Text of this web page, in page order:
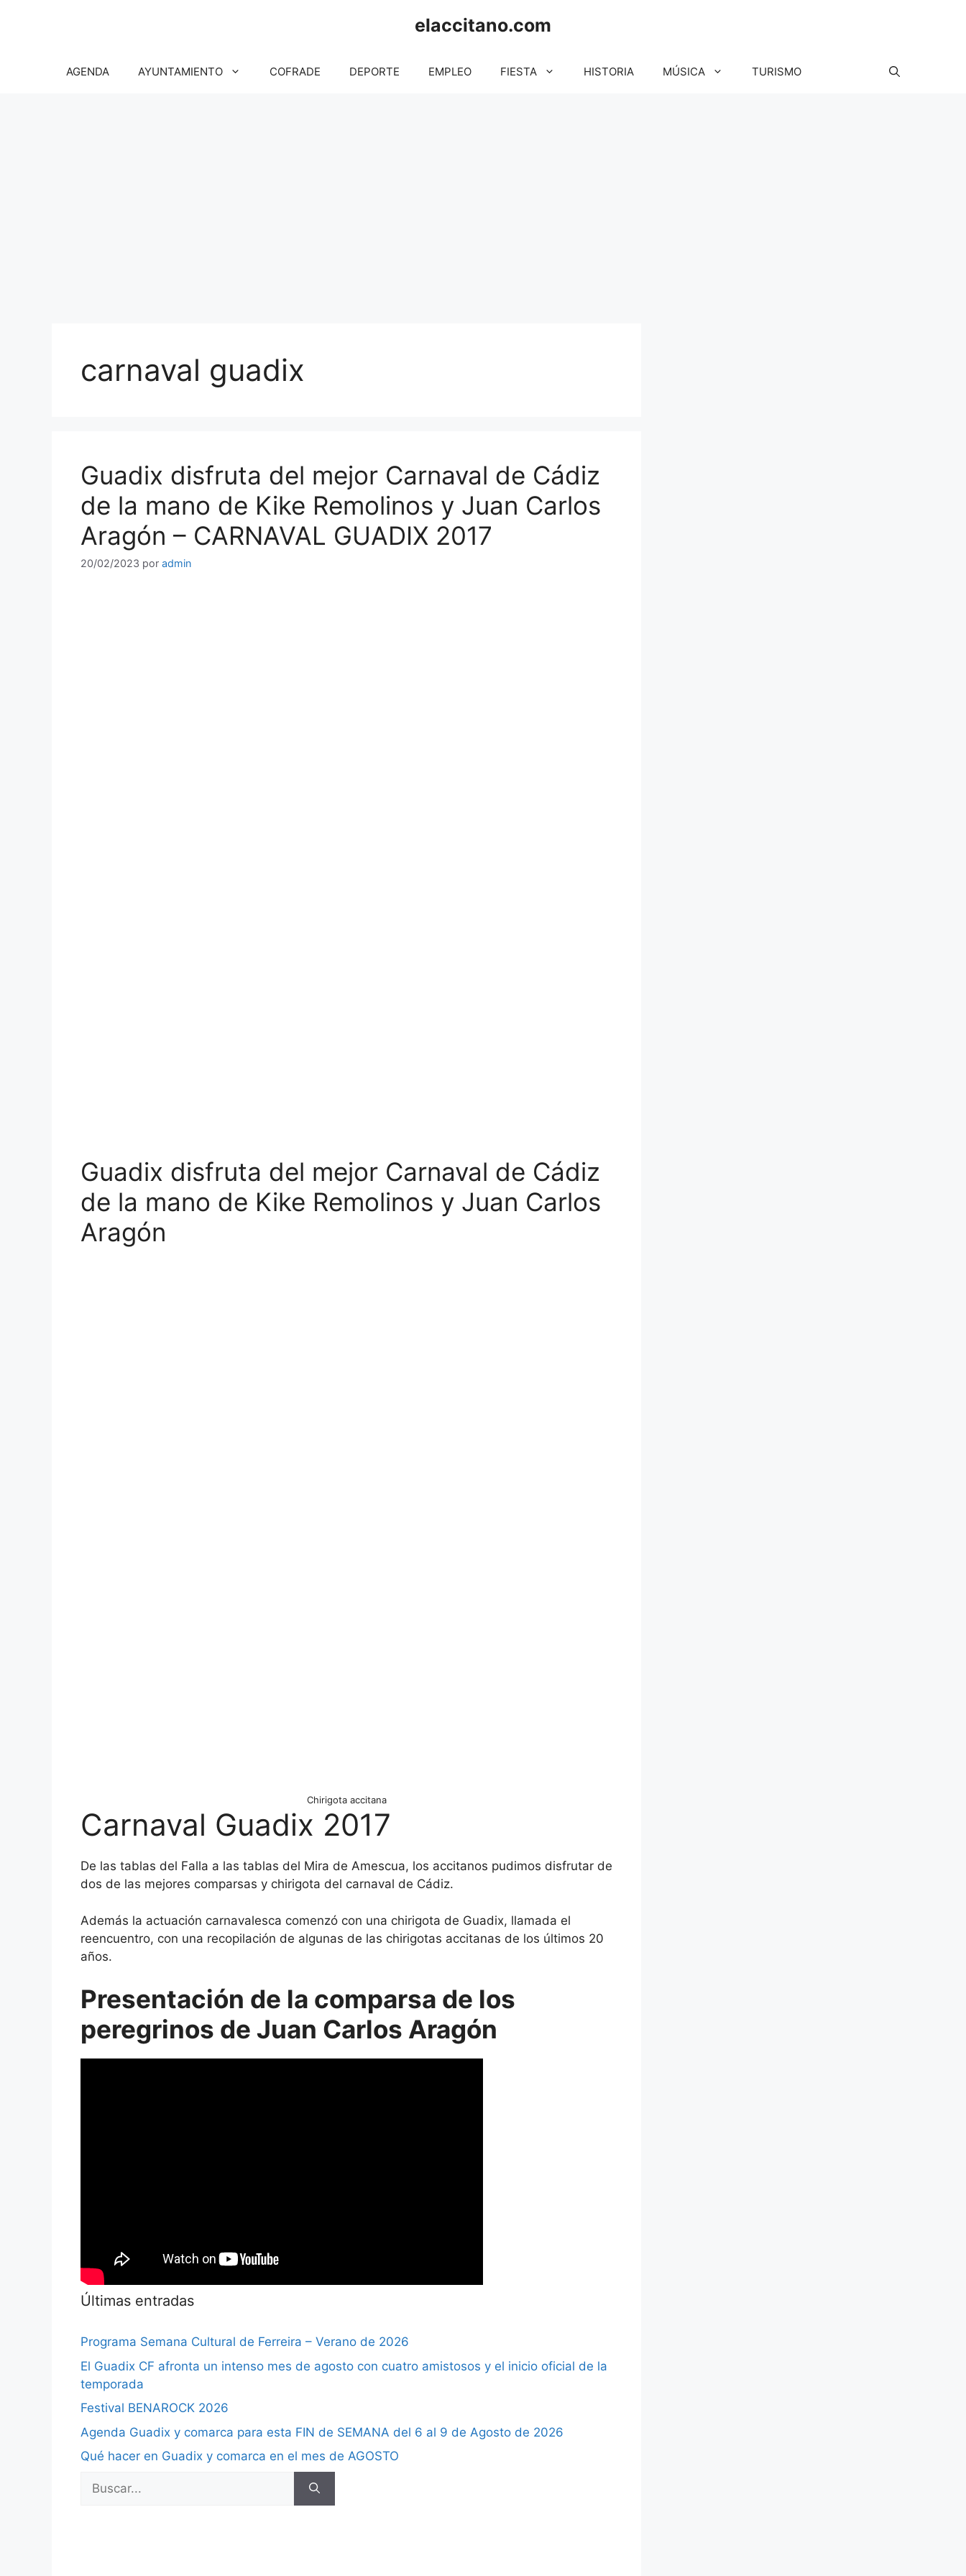
elaccitano.com
AGENDA AYUNTAMIENTO COFRADE DEPORTE EMPLEO FIESTA HISTORIA MÚSICA TURISMO
carnaval guadix
Guadix disfruta del mejor Carnaval de Cádiz
de la mano de Kike Remolinos y Juan Carlos
Aragón – CARNAVAL GUADIX 2017
20/02/2023 por admin
Guadix disfruta del mejor Carnaval de Cádiz
de la mano de Kike Remolinos y Juan Carlos
Aragón
Chirigota accitana
Carnaval Guadix 2017
De las tablas del Falla a las tablas del Mira de Amescua, los accitanos pudimos disfrutar de
dos de las mejores comparsas y chirigota del carnaval de Cádiz.
Además la actuación carnavalesca comenzó con una chirigota de Guadix, llamada el
reencuentro, con una recopilación de algunas de las chirigotas accitanas de los últimos 20
años.
Presentación de la comparsa de los
peregrinos de Juan Carlos Aragón
Últimas entradas
Programa Semana Cultural de Ferreira – Verano de 2026
El Guadix CF afronta un intenso mes de agosto con cuatro amistosos y el inicio oficial de la
temporada
Festival BENAROCK 2026
Agenda Guadix y comarca para esta FIN de SEMANA del 6 al 9 de Agosto de 2026
Qué hacer en Guadix y comarca en el mes de AGOSTO